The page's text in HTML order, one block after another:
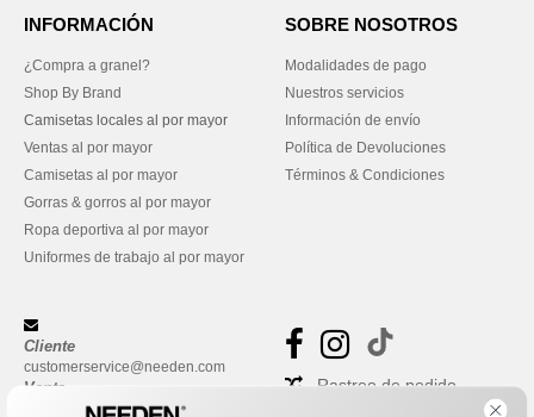
INFORMACIÓN
¿Compra a granel?
Shop By Brand
Camisetas locales al por mayor
Ventas al por mayor
Camisetas al por mayor
Gorras & gorros al por mayor
Ropa deportiva al por mayor
Uniformes de trabajo al por mayor
SOBRE NOSOTROS
Modalidades de pago
Nuestros servicios
Información de envío
Política de Devoluciones
Términos & Condiciones
Cliente
customerservice@needen.com
Venta
sales@needen.com
Rastreo de pedido